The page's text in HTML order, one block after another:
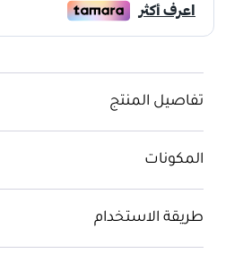
تفاصيل المنتج
المكونات
طريقة الاستخدام